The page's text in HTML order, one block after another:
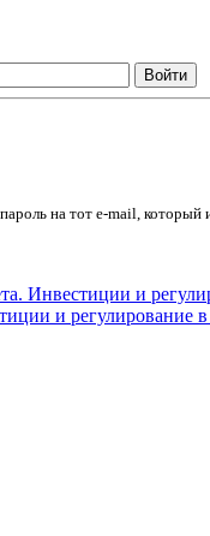
на тот e-mail, который
и регулирование в